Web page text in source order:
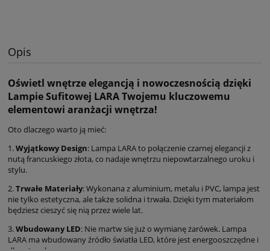
Opis
Oświetl wnętrze elegancją i nowoczesnością dzięki
Lampie Sufitowej LARA Twojemu kluczowemu
elementowi aranżacji wnętrza!
Oto dlaczego warto ją mieć:
1.Wyjątkowy Design: Lampa LARA to połączenie czarnej elegancji z
nutą francuskiego złota, co nadaje wnętrzu niepowtarzalnego uroku i
stylu.
2.Trwałe Materiały: Wykonana z aluminium, metalu i PVC, lampa jest
nie tylko estetyczna, ale także solidna i trwała. Dzięki tym materiałom
będziesz cieszyć się nią przez wiele lat.
3.Wbudowany LED: Nie martw się już o wymianę żarówek. Lampa
LARA ma wbudowany źródło światła LED, które jest energooszczędne i